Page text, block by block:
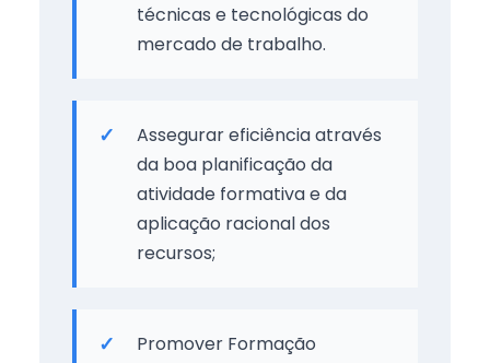
técnicas e tecnológicas do
mercado de trabalho.
Assegurar eficiência através
da boa planificação da
atividade formativa e da
aplicação racional dos
recursos;
Promover Formação